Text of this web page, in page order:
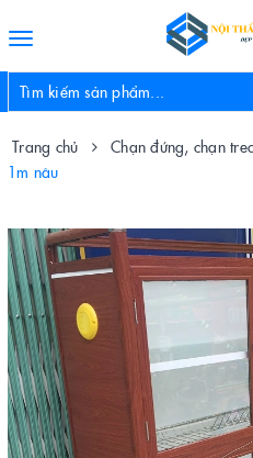
Toggle
Trang chủ Chạn đứng, chạn
1m nâu